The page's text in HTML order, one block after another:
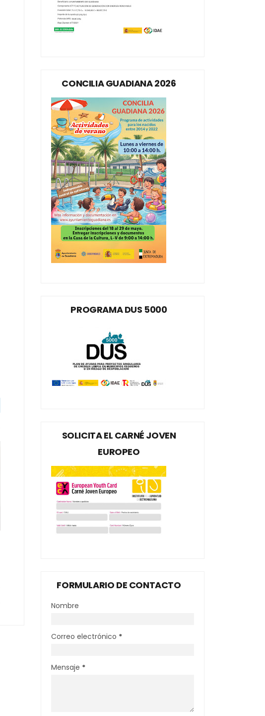
CONCILIA GUADIANA 2026
PROGRAMA DUS 5000
SOLICITA EL CARNÉ JOVEN
EUROPEO
FORMULARIO DE CONTACTO
Nombre
Correo electrónico *
Mensaje *